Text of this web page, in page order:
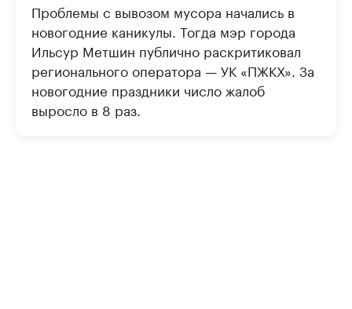
Проблемы с вывозом мусора начались в
новогодние каникулы. Тогда мэр города
Ильсур Метшин публично раскритиковал
регионального оператора — УК «ПЖКХ». За
новогодние праздники число жалоб
выросло в 8 раз.